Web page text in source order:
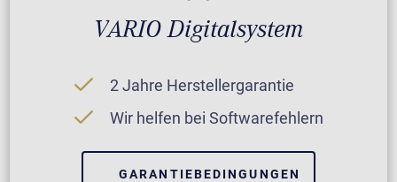
VARIO Digitalsystem
2 Jahre Herstellergarantie
Wir helfen bei Softwarefehlern
GARANTIEBEDINGUNGEN